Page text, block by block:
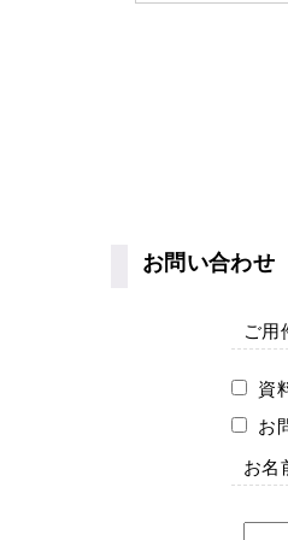
お問い合わせ
ご用
資
お
お名